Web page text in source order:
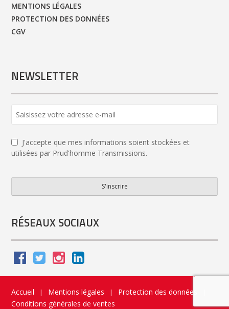
MENTIONS LÉGALES
PROTECTION DES DONNÉES
CGV
NEWSLETTER
J'accepte que mes informations soient stockées et
utilisées par Prud'homme Transmissions.
S'inscrire
Address *
RÉSEAUX SOCIAUX
Accueil | Mentions légales | Protection des données
Conditions générales de ventes